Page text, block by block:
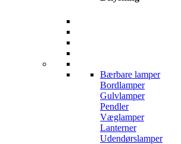
Bærbare lamper
Bordlamper
Gulvlamper
Pendler
Væglamper
Lanterner
Udendørslamper